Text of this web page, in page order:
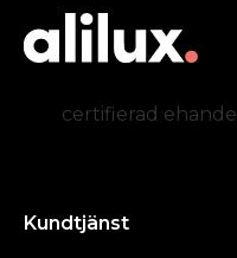
certifierad ehandel
Kundtjänst